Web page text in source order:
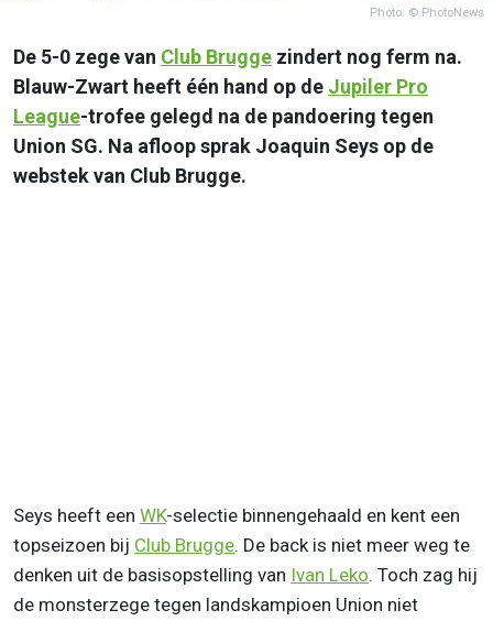
Photo: © PhotoNews
De 5-0 zege van Club Brugge zindert nog ferm na.
Blauw-Zwart heeft één hand op de Jupiler Pro
League-trofee gelegd na de pandoering tegen
Union SG. Na afloop sprak Joaquin Seys op de
webstek van Club Brugge.
Seys heeft een WK-selectie binnengehaald en kent een
topseizoen bij Club Brugge. De back is niet meer weg te
denken uit de basisopstelling van Ivan Leko. Toch zag hij
de monsterzege tegen landskampioen Union niet